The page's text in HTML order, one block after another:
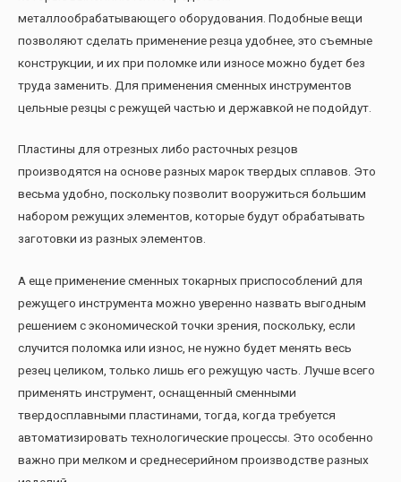
металлообрабатывающего оборудования. Подобные вещи
позволяют сделать применение резца удобнее, это съемные
конструкции, и их при поломке или износе можно будет без
труда заменить. Для применения сменных инструментов
цельные резцы с режущей частью и державкой не подойдут.
Пластины для отрезных либо расточных резцов
производятся на основе разных марок твердых сплавов. Это
весьма удобно, поскольку позволит вооружиться большим
набором режущих элементов, которые будут обрабатывать
заготовки из разных элементов.
А еще применение сменных токарных приспособлений для
режущего инструмента можно уверенно назвать выгодным
решением с экономической точки зрения, поскольку, если
случится поломка или износ, не нужно будет менять весь
резец целиком, только лишь его режущую часть. Лучше всего
применять инструмент, оснащенный сменными
твердосплавными пластинами, тогда, когда требуется
автоматизировать технологические процессы. Это особенно
важно при мелком и среднесерийном производстве разных